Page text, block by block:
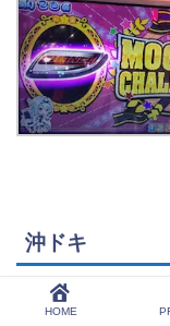
沖ドキ
HOME